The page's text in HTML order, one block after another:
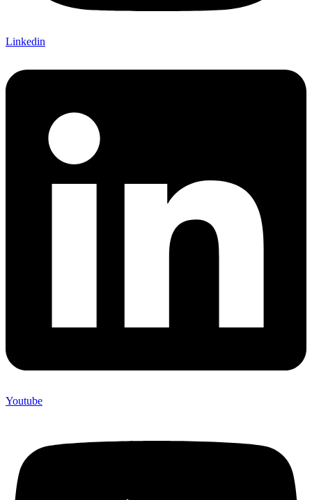
Linkedin
Youtube